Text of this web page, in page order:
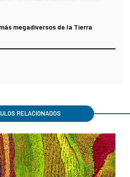
megadiversos de la Tierra
RELACIONADOS